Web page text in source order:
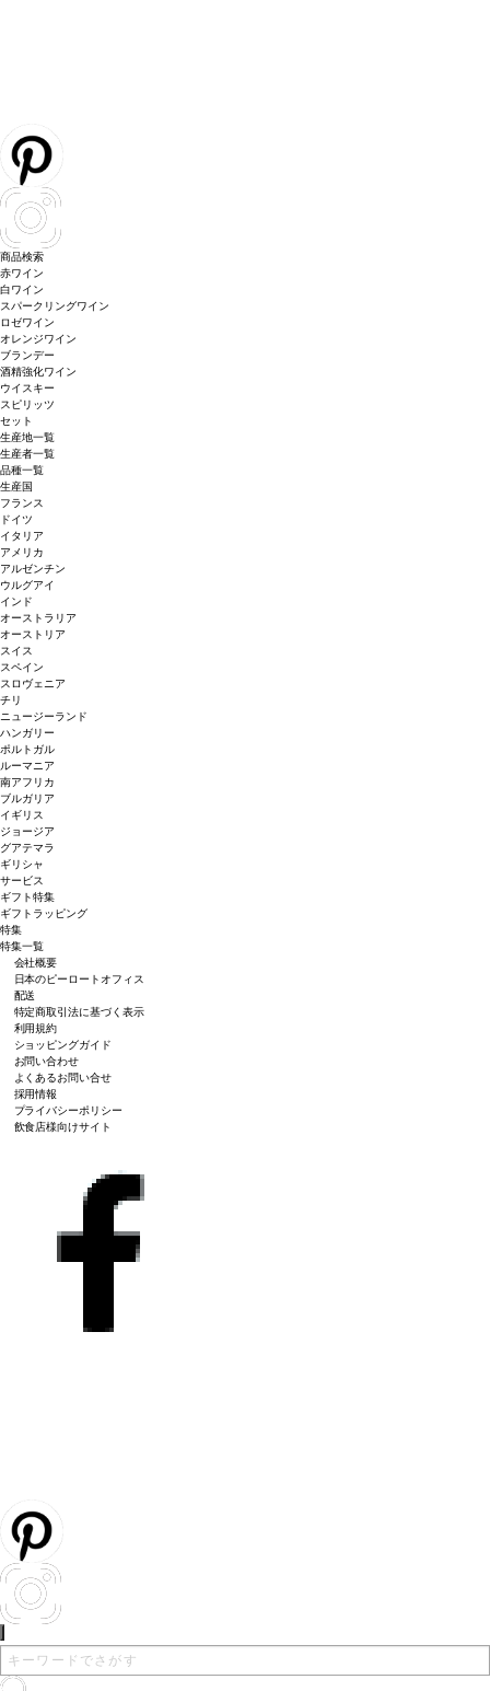
商品検索
赤ワイン
白ワイン
スパークリングワイン
ロゼワイン
オレンジワイン
ブランデー
酒精強化ワイン
ウイスキー
スピリッツ
セット
生産地一覧
生産者一覧
品種一覧
生産国
フランス
ドイツ
イタリア
アメリカ
アルゼンチン
ウルグアイ
インド
オーストラリア
オーストリア
スイス
スペイン
スロヴェニア
チリ
ニュージーランド
ハンガリー
ポルトガル
ルーマニア
南アフリカ
ブルガリア
イギリス
ジョージア
グアテマラ
ギリシャ
サービス
ギフト特集
ギフトラッピング
特集
特集一覧
会社概要
日本のピーロートオフィス
配送
特定商取引法に基づく表示
利用規約
ショッピングガイド
お問い合わせ
よくあるお問い合せ
採用情報
プライバシーポリシー
飲食店様向けサイト